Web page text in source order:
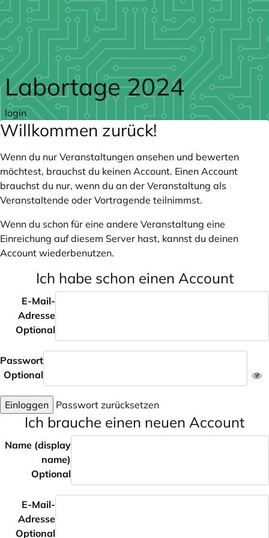
Zum Hauptteil springen
Labortage 2024
login
Willkommen zurück!
Wenn du nur Veranstaltungen ansehen und bewerten
möchtest, brauchst du keinen Account. Einen Account
brauchst du nur, wenn du an der Veranstaltung als
Veranstaltende oder Vortragende teilnimmst.
Wenn du schon für eine andere Veranstaltung eine
Einreichung auf diesem Server hast, kannst du deinen
Account wiederbenutzen.
Ich habe schon einen Account
E-Mail-
Adresse
Optional
Passwort
Optional
Einloggen Passwort zurücksetzen
Ich brauche einen neuen Account
Name (display
name)
Optional
E-Mail-
Adresse
Optional